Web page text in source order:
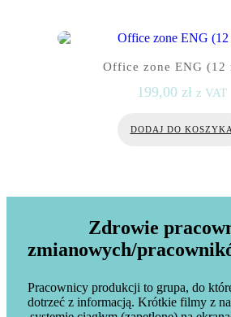
Office zone ENG (12
199,00 zł z VAT
DODAJ DO KOSZYKA
Zdrowie
zmianowych/
Pracownicy produkcji to grupa, do
dotrzeć z informacją. Krótkie filmy z